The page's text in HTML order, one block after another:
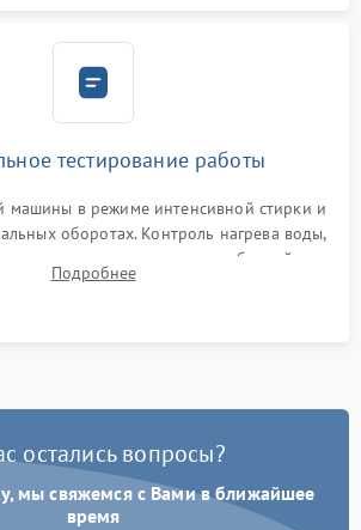
тестирование работы
машины в режиме интенсивной стирки и
оборотах. Контроль нагрева воды,
слива, отсутствия излишних вибраций,
стуков и протечек под корпусом.
Подробнее
остались вопросы?
мы свяжемся с Вами в ближайшее
время